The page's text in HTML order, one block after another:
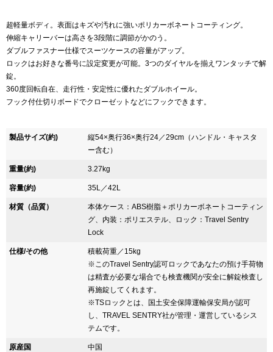
超軽量ボディ。表面はキズや汚れに強いポリカーボネートコーティング。
伸縮キャリーバーは高さを3段階に調節がかのう。
ダブルファスナー仕様でスーツケースの容量がアップ。
ロックはお好きな番号に設定変更が可能。3つのダイヤルを揃えワンタッチで解
錠。
360度回転自在、走行性・安定性に優れたダブルホイール。
フック付仕切りボードでクローゼットなどにフックできます。
製品サイズ(約)
縦54×奥行36×奥行24／29cm（ハンドル・キャスタ
ー含む）
重量(約) 3.27kg
容量(約) 35L／42L
材質（品質）
本体ケース：ABS樹脂＋ポリカーボネートコーティン
グ、内装：ポリエステル、ロック：Travel Sentry
Lock
仕様/その他
積載荷重／15kg
※このTravel Sentry認可ロックであなたの預け手荷物
は精査が必要な場合でも検査機関が安全に解錠検査し
再施錠してくれます。
※TSロックとは、国土安全保障運輸保安局が認可
し、TRAVEL SENTRY社が管理・運営しているシス
テムです。
原産国 中国